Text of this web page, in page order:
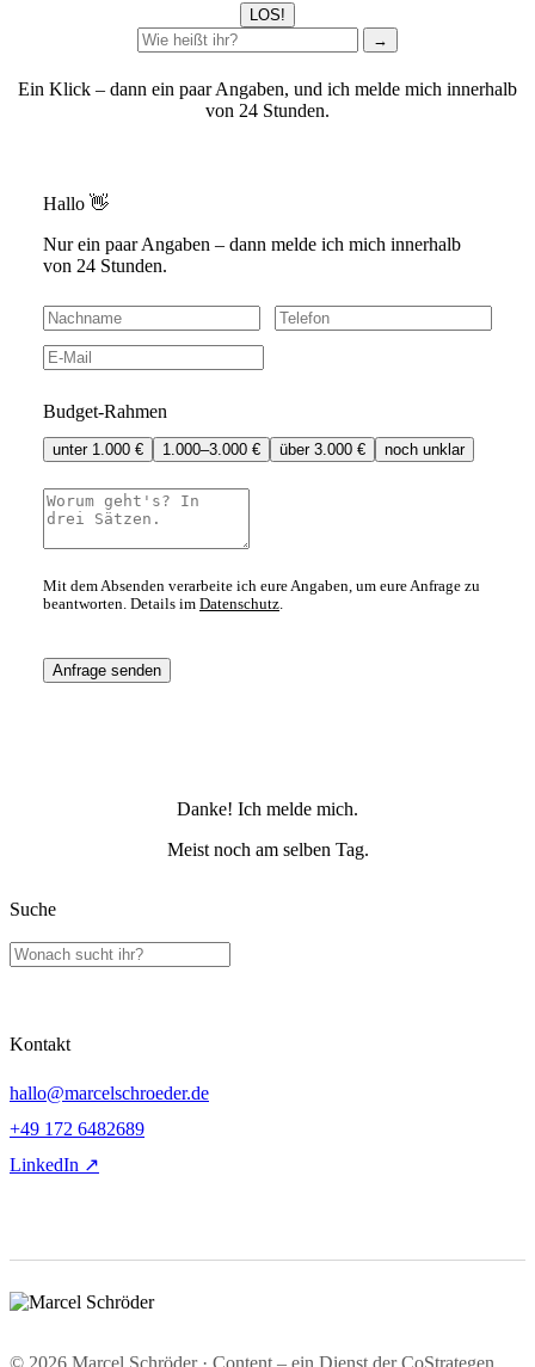
LOS!
→
Ein Klick – dann ein paar Angaben, und ich melde mich innerhalb
von 24 Stunden.
Hallo 👋
Nur ein paar Angaben – dann melde ich mich innerhalb
von 24 Stunden.
Budget-Rahmen
unter 1.000 € 1.000–3.000 € über 3.000 € noch unklar
Mit dem Absenden verarbeite ich eure Angaben, um eure Anfrage zu
beantworten. Details im Datenschutz.
Anfrage senden
Danke! Ich melde mich.
Meist noch am selben Tag.
Suche
Kontakt
hallo@marcelschroeder.de
+49 172 6482689
LinkedIn ↗
© 2026 Marcel Schröder · Content – ein Dienst der CoStrategen